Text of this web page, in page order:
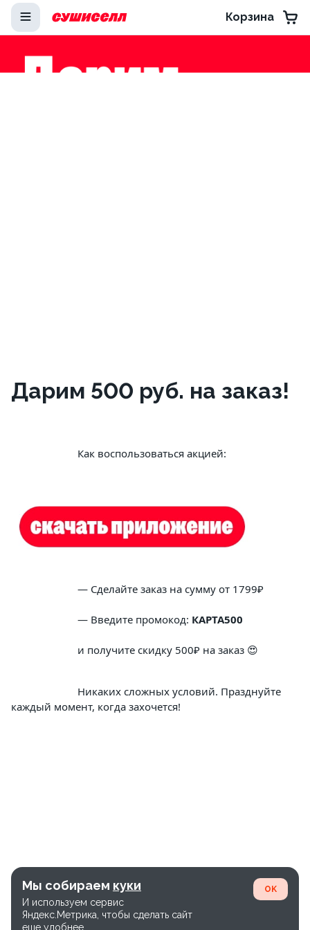
Корзина
Дарим 500 руб. на заказ!
			Как воспользоваться акцией:
			— Сделайте заказ на сумму от 1799₽
			— Введите промокод:
КАРТА500
			и получите скидку 500₽ на заказ 😍
каждый момент, когда захочется!
Мы собираем куки
И используем сервис
Яндекс.Метрика, чтобы сделать сайт
еще удобнее.
OK